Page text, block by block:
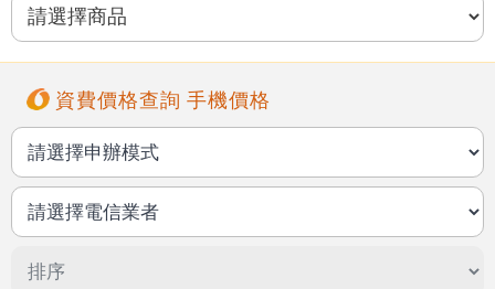
資費價格查詢 手機價格